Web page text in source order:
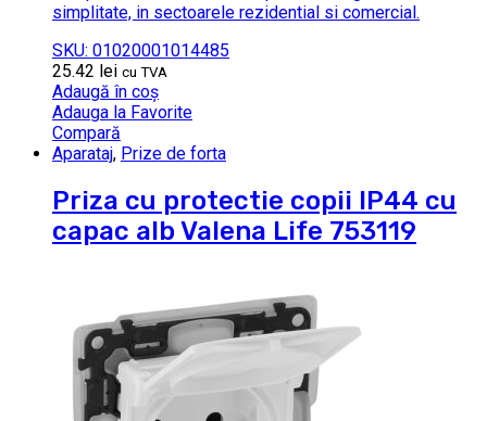
simplitate, in sectoarele rezidential si comercial.
SKU: 01020001014485
25.42 lei cu TVA
Adaugă în coș
Adauga la Favorite
Compară
Aparataj, Prize de forta
Priza cu protectie copii IP44 cu
capac alb Valena Life 753119